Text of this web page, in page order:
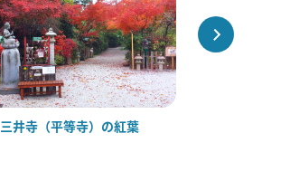
三井寺（平等寺）の紅葉